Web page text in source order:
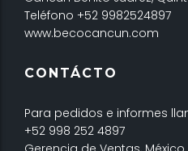
Teléfono +52 9982524897
www.becocancun.com
CONTÁCTO
Para pedidos e informes
+52 998 252 4897